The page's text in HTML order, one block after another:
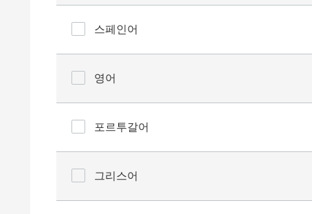
스페인어
영어
포르투갈어
그리스어